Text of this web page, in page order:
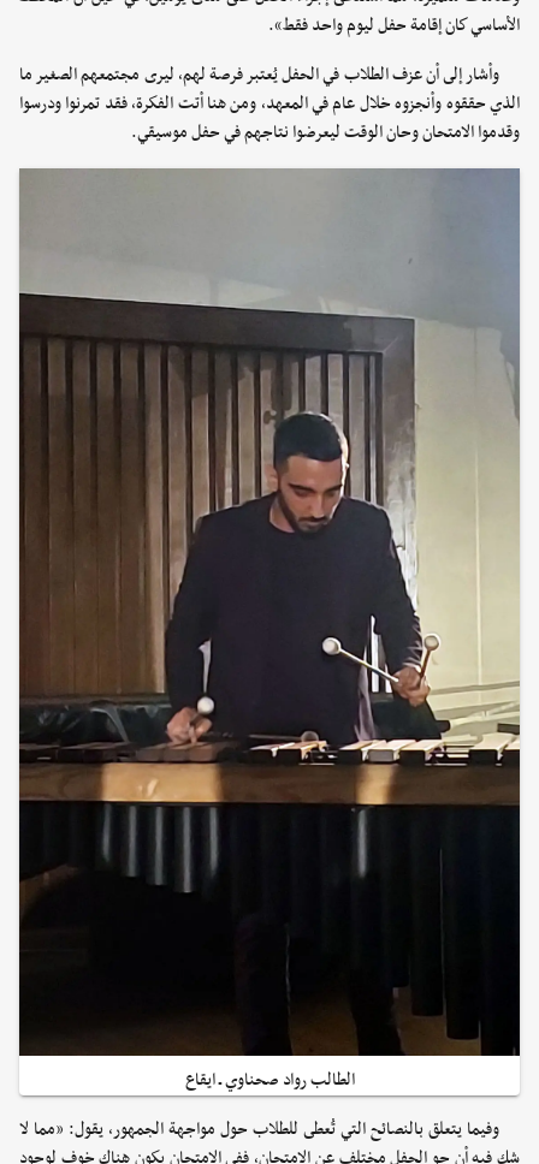
الأساسي كان إقامة حفل ليوم واحد فقط».
وأشار إلى أن عزف الطلاب في الحفل يُعتبر فرصة لهم، ليرى مجتمعهم الصغير ما
الذي حققوه وأنجزوه خلال عام في المعهد، ومن هنا أتت الفكرة، فقد تمرنوا ودرسوا
وقدموا الامتحان وحان الوقت ليعرضوا نتاجهم في حفل موسيقي.
الطالب رواد صحناوي ـ ايقاع
وفيما يتعلق بالنصائح التي تُعطى للطلاب حول مواجهة الجمهور، يقول: «مما لا